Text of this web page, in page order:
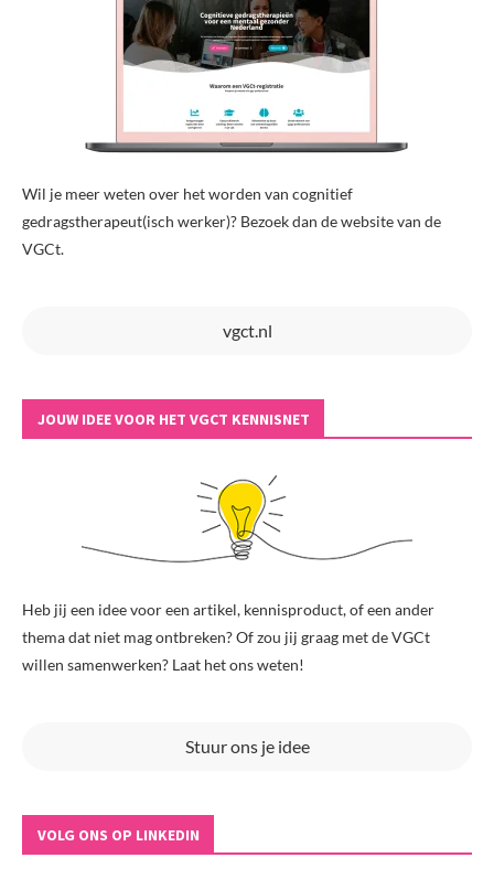
Wil je meer weten over het worden van cognitief
gedragstherapeut(isch werker)? Bezoek dan de website van de
VGCt.
vgct.nl
JOUW IDEE VOOR HET VGCT KENNISNET
Heb jij een idee voor een artikel, kennisproduct, of een ander
thema dat niet mag ontbreken? Of zou jij graag met de VGCt
willen samenwerken? Laat het ons weten!
Stuur ons je idee
VOLG ONS OP LINKEDIN